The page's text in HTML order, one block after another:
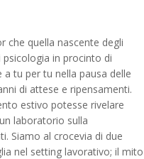
che quella nascente degli
in procinto di
tu per tu nella pausa delle
di attese e ripensamenti.
estivo potesse rivelare
laboratorio sulla
Siamo al crocevia di due
nel setting lavorativo; il mito